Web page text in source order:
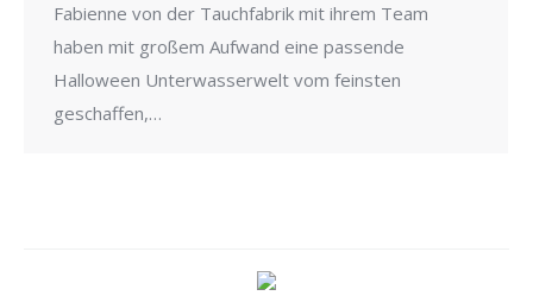
Fabienne von der Tauchfabrik mit ihrem Team
haben mit großem Aufwand eine passende
Halloween Unterwasserwelt vom feinsten
geschaffen,…